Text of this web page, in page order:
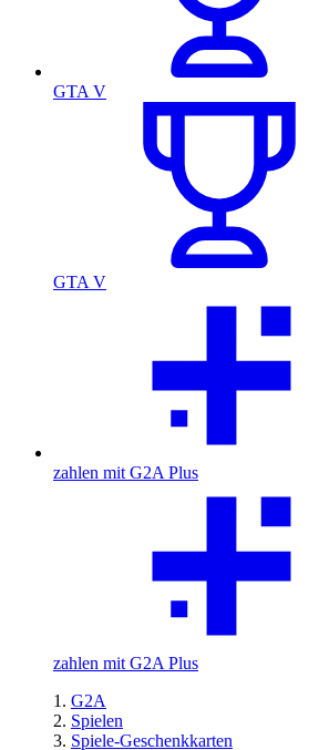
GTA V
GTA V
zahlen mit G2A Plus
zahlen mit G2A Plus
G2A
Spielen
Spiele-Geschenkkarten